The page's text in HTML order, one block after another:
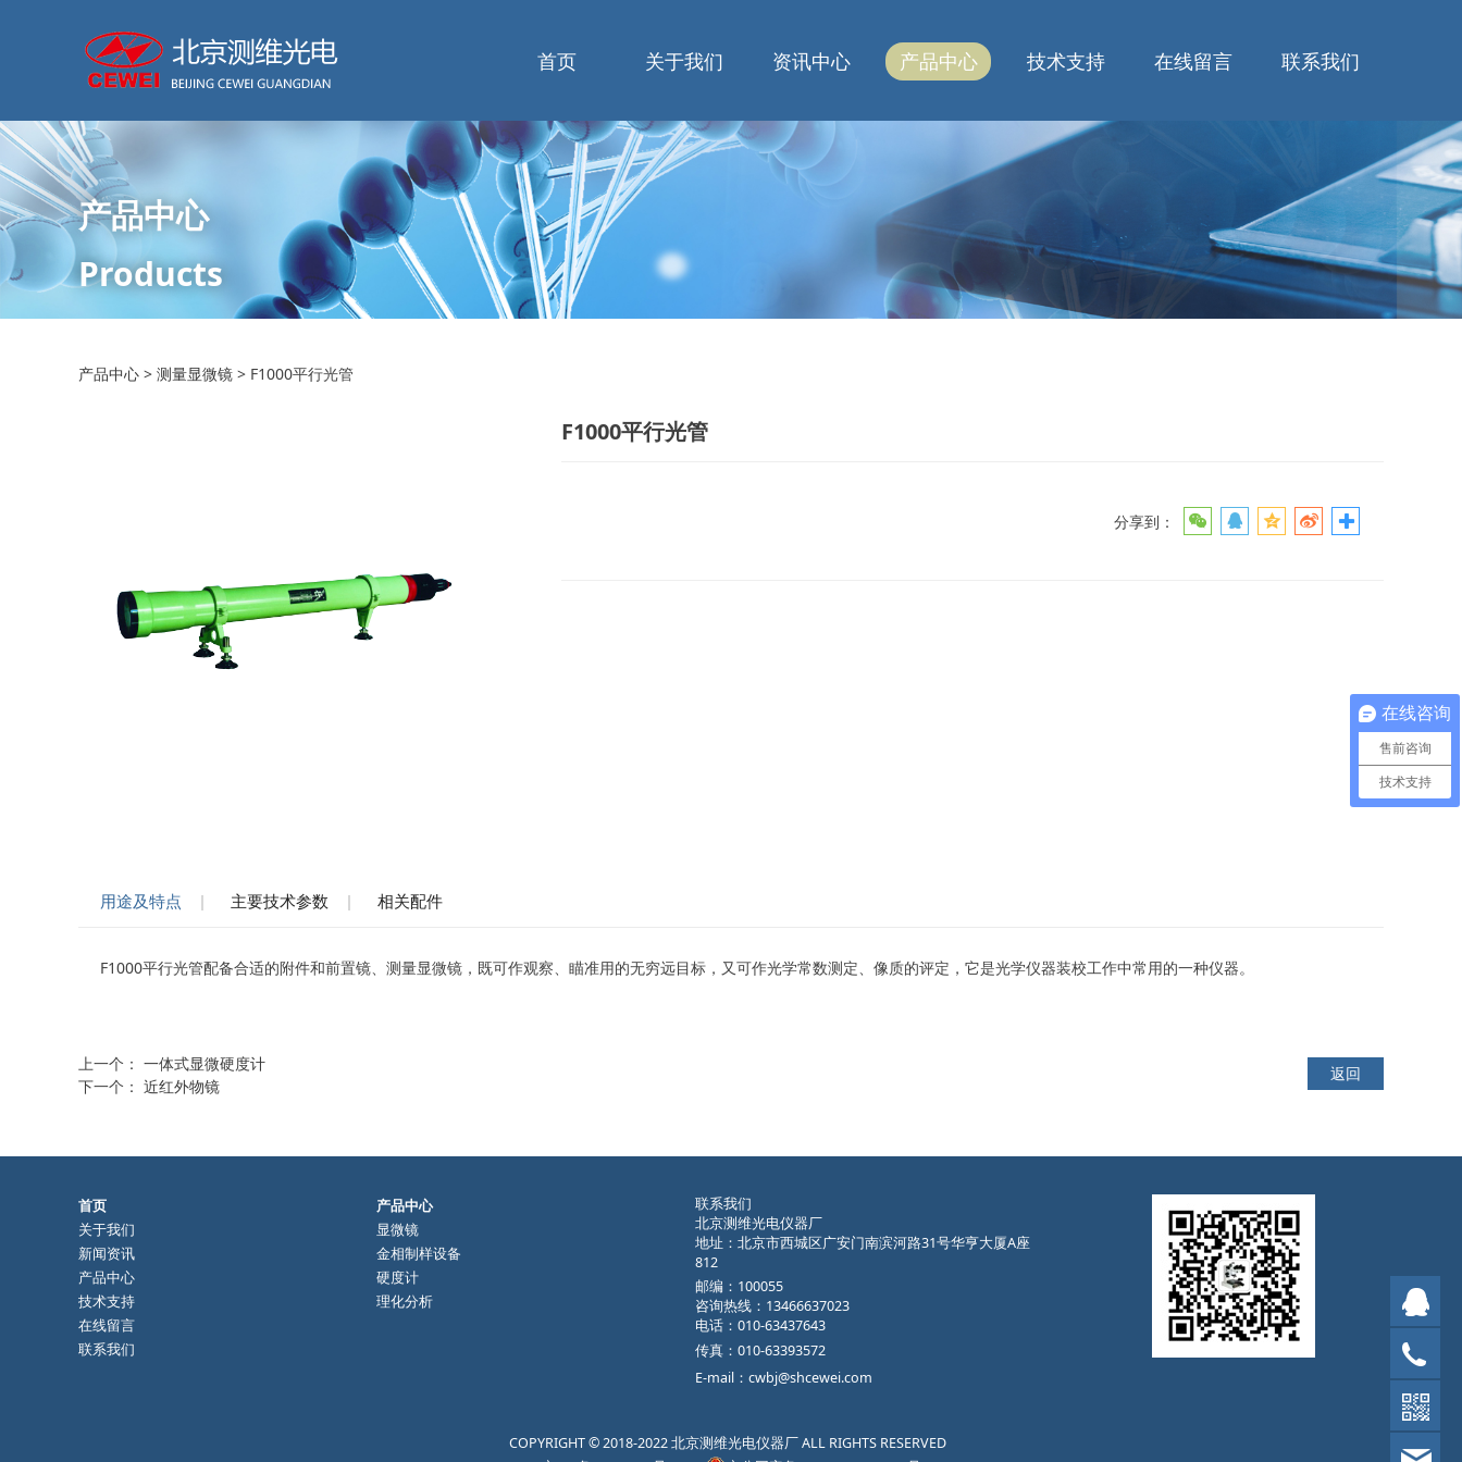
首页 关于我们 资讯中心 产品中心 技术支持 在线留言 联系我们
产品中心
Products
F1000平行光管
产品中心 > 测量显微镜 > F1000平行光管
F1000平行光管
分享到：
用途及特点 主要技术参数 相关配件
F1000平行光管配备合适的附件和前置镜、测量显微镜，既可作观察、瞄准用的无穷远目标，又可作光学常数测定、像质的评定，它是光学仪器装校工作中常用的一种仪器。
上一个： 一体式显微硬度计
下一个： 近红外物镜
返回
首页
关于我们
新闻资讯
产品中心
技术支持
在线留言
联系我们
产品中心
显微镜
金相制样设备
硬度计
理化分析
联系我们
北京测维光电仪器厂
地址：北京市西城区广安门南滨河路31号华亨大厦A座
812
邮编：100055
咨询热线：13466637023
电话：010-63437643
传真：010-63393572
E-mail：cwbj@shcewei.com
COPYRIGHT © 2018-2022 北京测维光电仪器厂 ALL RIGHTS RESERVED
售
在线咨询
售前咨询
技术支持